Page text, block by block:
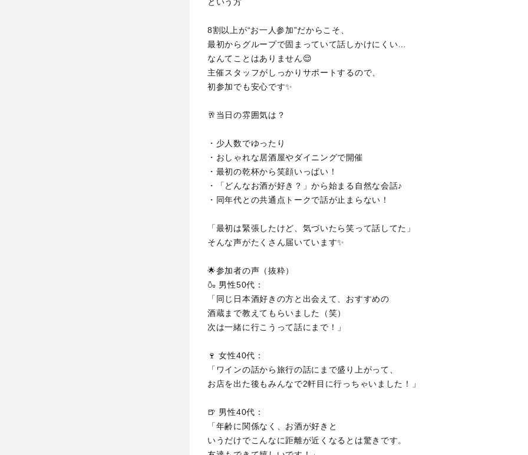
8割以上が“お一人参加”だからこそ、
最初からグループで固まっていて話しかけにくい…
なんてことはありません😌
主催スタッフがしっかりサポートするので、
初参加でも安心です✨
🥂当日の雰囲気は？
・少人数でゆったり
・おしゃれな居酒屋やダイニングで開催
・最初の乾杯から笑顔いっぱい！
・「どんなお酒が好き？」から始まる自然な会話♪
・同年代との共通点トークで話が止まらない！
「最初は緊張したけど、気づいたら笑って話してた」
そんな声がたくさん届いています✨
🌟参加者の声（抜粋）
🍶 男性50代：
「同じ日本酒好きの方と出会えて、おすすめの
酒蔵まで教えてもらいました（笑）
次は一緒に行こうって話にまで！」
🍷 女性40代：
「ワインの話から旅行の話にまで盛り上がって、
お店を出た後もみんなで2軒目に行っちゃいました！」
🍺 男性40代：
「年齢に関係なく、お酒が好きと
いうだけでこんなに距離が近くなるとは驚きです。